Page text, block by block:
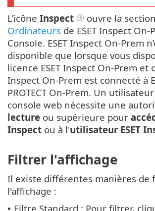
L’icône Inspect
ouvre la section
Ordinateurs de ESET Inspect On-
Console. ESET Inspect On-Prem
disponible que lorsque vous
licence ESET Inspect On-Prem et
Inspect On-Prem est connecté à
PROTECT On-Prem. Un
console web nécessite une
lecture ou supérieure pour
Inspect ou à l'utilisateur ESET
Filtrer l'affichage
Il existe différentes manières de
l'affichage :
• Filtre Standard : Pour filtrer,